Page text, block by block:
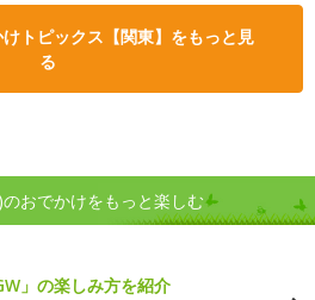
トピックス【関東】をもっと見
る
おでかけをもっと楽しむ
」の楽しみ方を紹介